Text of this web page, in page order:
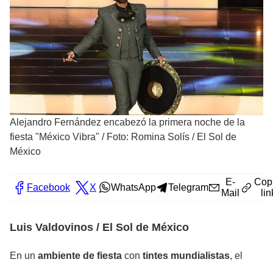
Alejandro Fernández encabezó la primera noche de la
fiesta "México Vibra" / Foto: Romina Solís / El Sol de
México
Facebook X WhatsApp Telegram
E-
Mail
Luis Valdovinos / El Sol de México
En un ambiente de fiesta con tintes mundialistas, el